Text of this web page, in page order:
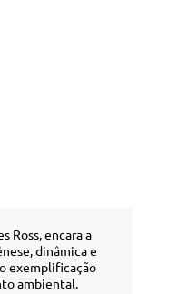
Ross, encara a
dinâmica e
exemplificação
ambiental.